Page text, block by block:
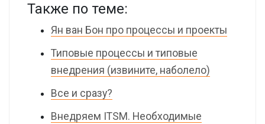
Также по теме:
Ян ван Бон про процессы и проекты
Типовые процессы и типовые
внедрения (извините, наболело)
Все и сразу?
Внедряем ITSM. Необходимые